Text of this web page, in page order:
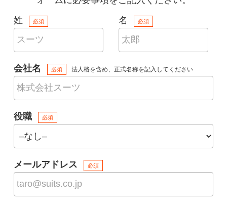
サービス概要資料はこちら
姓
必須 名 必須
会社名 必須 法人格を含め、正式名称を記入してください
役職 必須
メールアドレス 必須